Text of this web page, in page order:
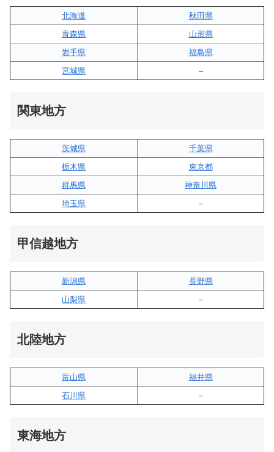
北海道
秋田県
青森県
山形県
岩手県
福島県
宮城県
–
関東地方
茨城県
千葉県
栃木県
東京都
群馬県
神奈川県
埼玉県
–
甲信越地方
新潟県
長野県
山梨県
–
北陸地方
富山県
福井県
石川県
–
東海地方